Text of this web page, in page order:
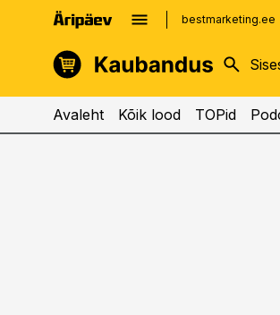
bestmarketing.ee
kinnisvarauudised.ee
logistikauudised.ee
Avaleht Kõik lood TOPid